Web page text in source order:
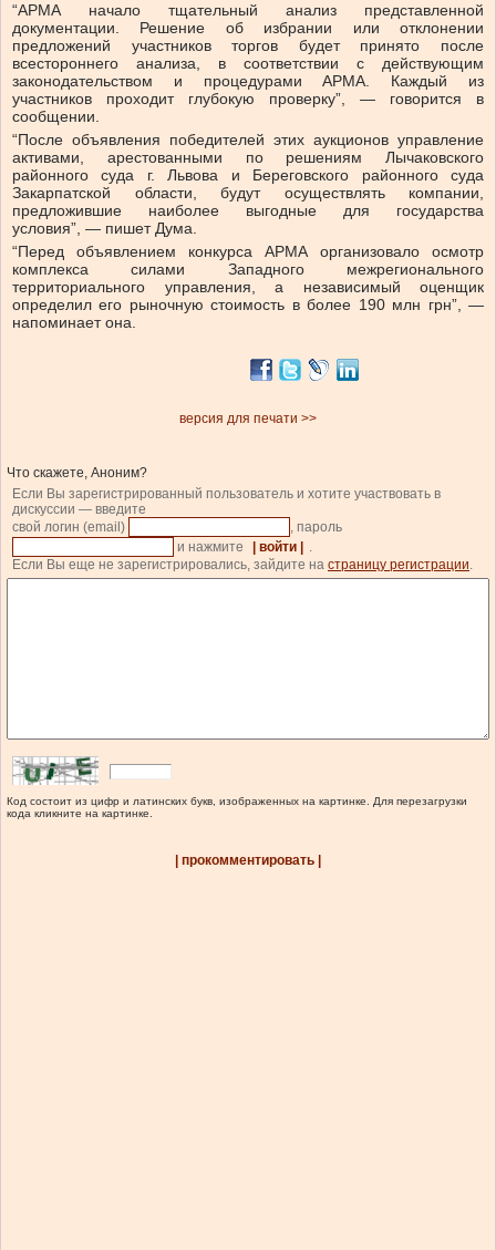
“АРМА начало тщательный анализ представленной
документации. Решение об избрании или отклонении
предложений участников торгов будет принято после
всестороннего анализа, в соответствии с действующим
законодательством и процедурами АРМА. Каждый из
участников проходит глубокую проверку”, — говорится в
сообщении.
“После объявления победителей этих аукционов управление
активами, арестованными по решениям Лычаковского
районного суда г. Львова и Береговского районного суда
Закарпатской области, будут осуществлять компании,
предложившие наиболее выгодные для государства
условия”, — пишет Дума.
“Перед объявлением конкурса АРМА организовало осмотр
комплекса силами Западного межрегионального
территориального управления, а независимый оценщик
определил его рыночную стоимость в более 190 млн грн”, —
напоминает она.
версия для печати >>
Что скажете, Аноним?
Если Вы зарегистрированный пользователь и хотите участвовать в
дискуссии — введите
свой логин (email)
, пароль
и нажмите
| войти |
.
Если Вы еще не зарегистрировались, зайдите на страницу регистрации.
Код состоит из цифр и латинских букв, изображенных на картинке. Для перезагрузки
кода кликните на картинке.
| прокомментировать |